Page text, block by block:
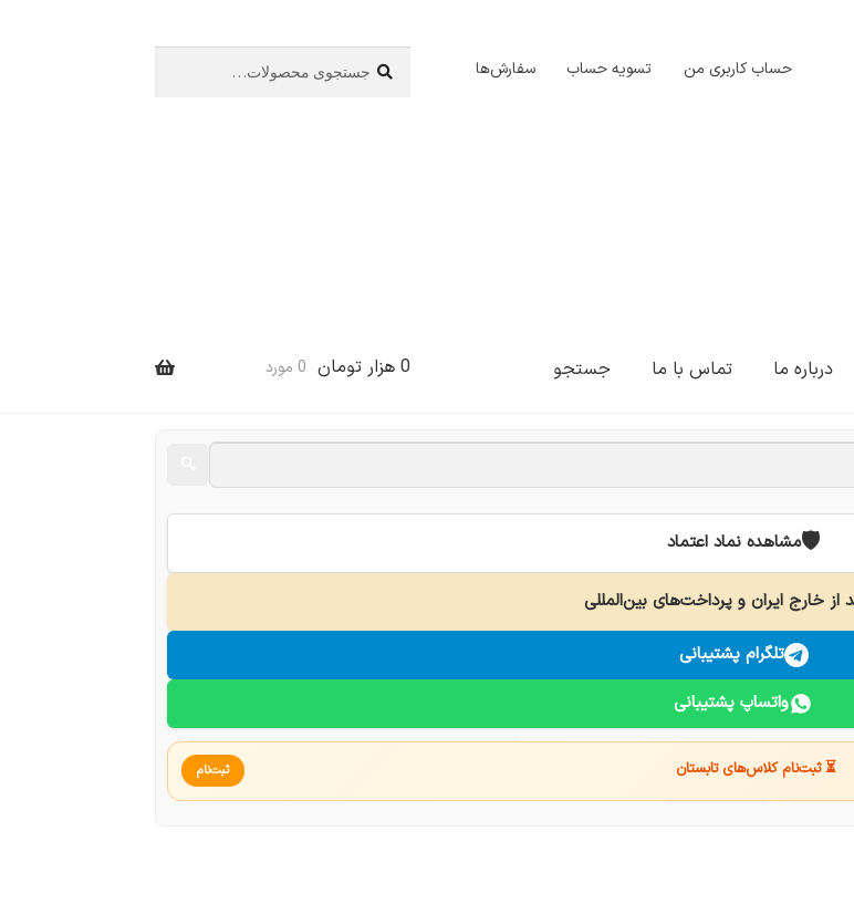
حساب کاربری من تسویه حساب سفارش‌ها
برای:
درباره ما تماس با ما جستجو 0 هزار تومان 0 مورد
🛡️مشاهده نماد اعتماد
از خارج ایران و پرداخت‌های بین‌المللی
تلگرام پشتیبانی
واتساپ پشتیبانی
⏳ ثبت‌نام کلاس‌های تابستان ثبت‌نام